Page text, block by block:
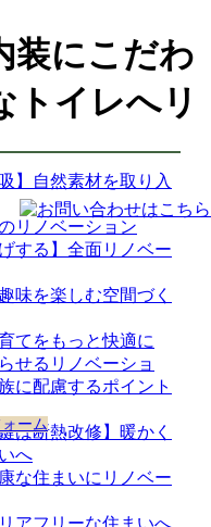
装にこだわ
トイレへリ
ーム
】自然素材を取り入
リノベーション
する】全面リノベー
味を楽しむ空間づく
てをもっと快適に
せるリノベーショ
に配慮するポイント
は断熱改修】暖かく
へ
な住まいにリノベー
アフリーな住まいへ